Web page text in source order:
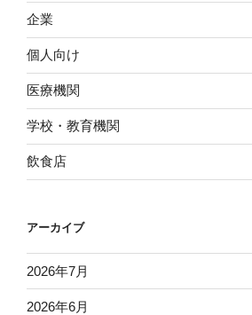
企業
個人向け
医療機関
学校・教育機関
飲食店
アーカイブ
2026年7月
2026年6月